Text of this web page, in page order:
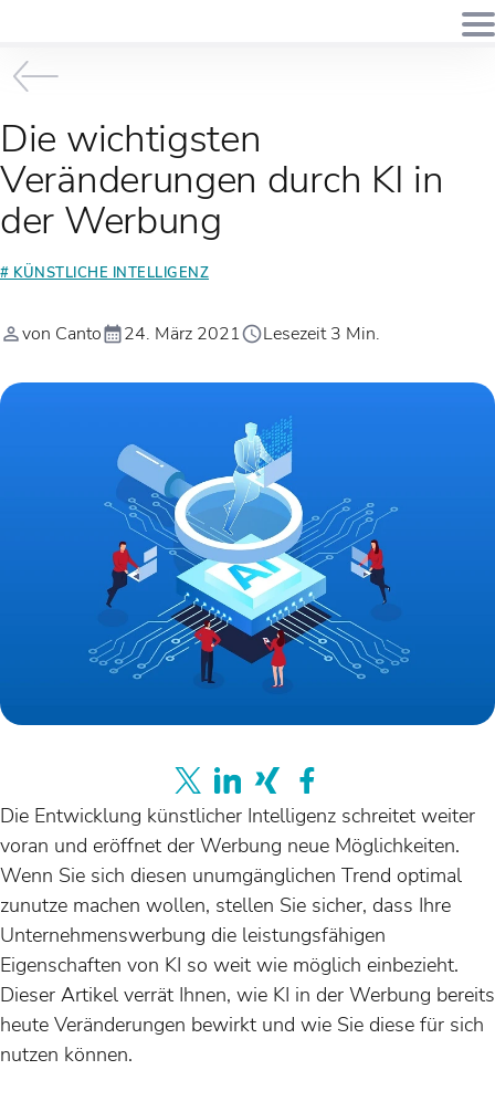
Die wichtigsten
Veränderungen durch KI in
der Werbung
# KÜNSTLICHE INTELLIGENZ
von Canto 24. März 2021 Lesezeit 3 Min.
Die Entwicklung künstlicher Intelligenz schreitet weiter
voran und eröffnet der Werbung neue Möglichkeiten.
Wenn Sie sich diesen unumgänglichen Trend optimal
zunutze machen wollen, stellen Sie sicher, dass Ihre
Unternehmenswerbung die leistungsfähigen
Eigenschaften von KI so weit wie möglich einbezieht.
Dieser Artikel verrät Ihnen, wie KI in der Werbung bereits
heute Veränderungen bewirkt und wie Sie diese für sich
nutzen können.